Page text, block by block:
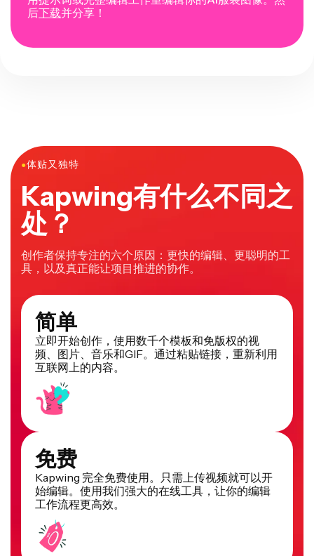
后下载并分享！
●体贴又独特
Kapwing有什么不同之
处？
创作者保持专注的六个原因：更快的编辑、更聪明的工
具，以及真正能让项目推进的协作。
简单
立即开始创作，使用数千个模板和免版权的视
频、图片、音乐和GIF。通过粘贴链接，重新利用
互联网上的内容。
免费
Kapwing 完全免费使用。只需上传视频就可以开
始编辑。使用我们强大的在线工具，让你的编辑
工作流程更高效。